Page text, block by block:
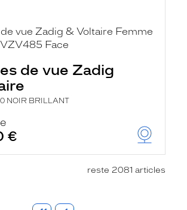
de vue Zadig
NOIR BRILLANT
€
reste 2081 articles